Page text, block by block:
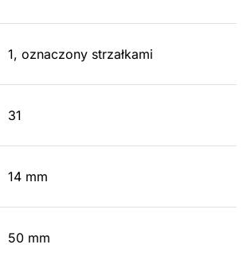
1, oznaczony strzałkami
31
14 mm
50 mm